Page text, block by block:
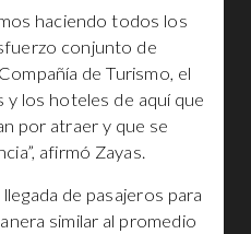
haciendo todos los
conjunto de
de Turismo, el
los hoteles de aquí que
por atraer y que se
afirmó Zayas.
de pasajeros para
similar al promedio